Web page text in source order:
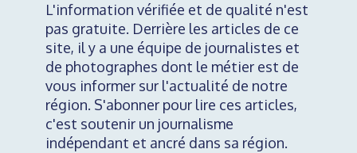
L'information vérifiée et de qualité n'est
pas gratuite. Derrière les articles de ce
site, il y a une équipe de journalistes et
de photographes dont le métier est de
vous informer sur l'actualité de notre
région. S'abonner pour lire ces articles,
c'est soutenir un journalisme
indépendant et ancré dans sa région.